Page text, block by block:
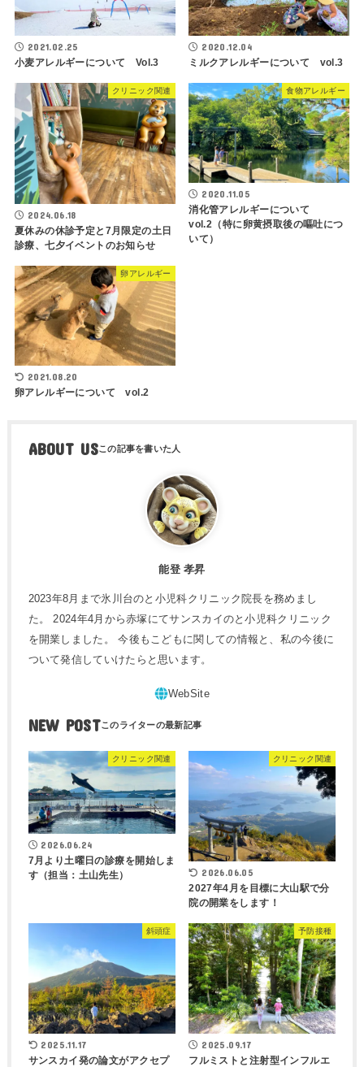
2021.02.25
小麦アレルギーについて Vol.3
2020.12.04
ミルクアレルギーについて vol.3
クリニック関連
2024.06.18
夏休みの休診予定と7月限定の土日
診療、七夕イベントのお知らせ
食物アレルギー
2020.11.05
消化管アレルギーについて
vol.2（特に卵黄摂取後の嘔吐につ
いて）
卵アレルギー
2021.08.20
卵アレルギーについて vol.2
ABOUT US
能登 孝昇
2023年8月まで氷川台のと小児科クリニック院長を務めまし
た。 2024年4月から赤塚にてサンスカイのと小児科クリニック
を開業しました。 今後もこどもに関しての情報と、私の今後に
ついて発信していけたらと思います。
NEW POST
クリニック関連
2026.06.24
7月より土曜日の診療を開始しま
す（担当：土山先生）
クリニック関連
2026.06.05
2027年4月を目標に大山駅で分
院の開業をします！
斜頭症
2025.11.17
サンスカイ発の論文がアクセプ
予防接種
2025.09.17
フルミストと注射型インフルエ